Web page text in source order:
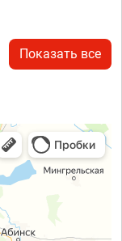
Показать все